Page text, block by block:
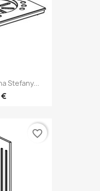
Stefany...
favorite_border